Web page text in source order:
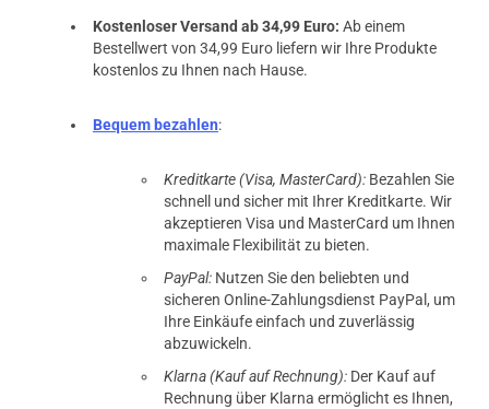
Kostenloser Versand ab 34,99 Euro: Ab einem
Bestellwert von 34,99 Euro liefern wir Ihre Produkte
kostenlos zu Ihnen nach Hause.
Bequem bezahlen:
Kreditkarte (Visa, MasterCard): Bezahlen Sie
schnell und sicher mit Ihrer Kreditkarte. Wir
akzeptieren Visa und MasterCard um Ihnen
maximale Flexibilität zu bieten.
PayPal: Nutzen Sie den beliebten und
sicheren Online-Zahlungsdienst PayPal, um
Ihre Einkäufe einfach und zuverlässig
abzuwickeln.
Klarna (Kauf auf Rechnung): Der Kauf auf
Rechnung über Klarna ermöglicht es Ihnen,